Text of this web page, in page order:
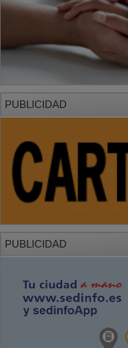
PUBLICIDAD
PUBLICIDAD